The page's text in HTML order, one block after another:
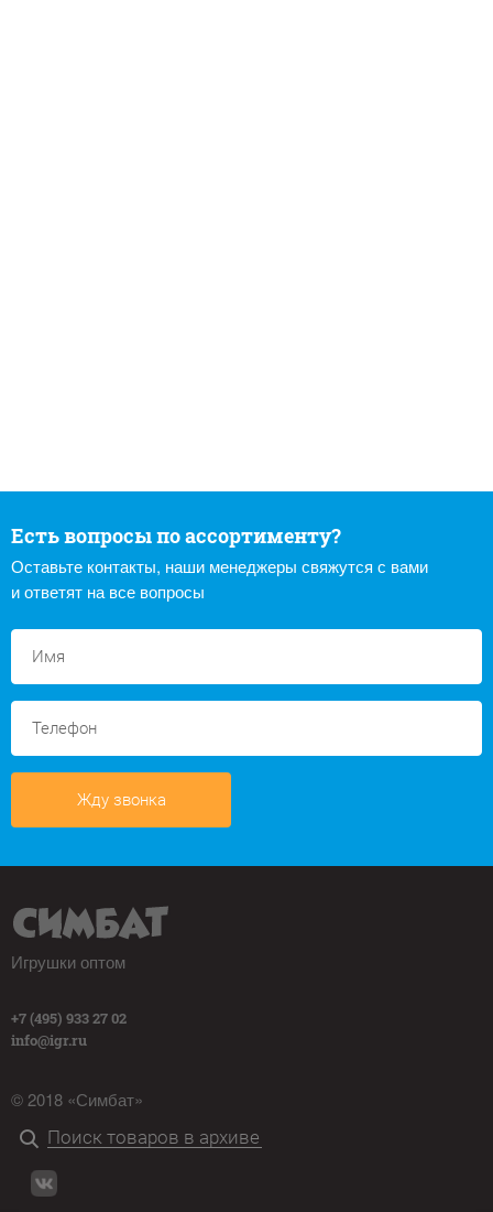
Есть вопросы по ассортименту?
Оставьте контакты, наши менеджеры свяжутся с вами
и ответят на все вопросы
Жду звонка
Игрушки оптом
+7 (495) 933 27 02
info@igr.ru
© 2018 «Симбат»